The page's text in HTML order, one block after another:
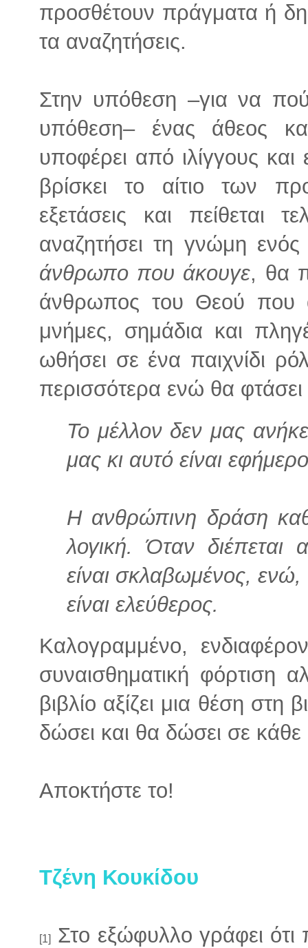
προσθέτουν πράγματα ή
τα αναζητήσεις.
Στην υπόθεση –για να
υπόθεση– ένας άθεος
υποφέρει από ιλίγγους
βρίσκει το αίτιο των
εξετάσεις και πείθεται
αναζητήσει τη γνώμη
άνθρωπο που άκουγε, θα
άνθρωπος του Θεού που
μνήμες, σημάδια και
ωθήσει σε ένα παιχνίδι
περισσότερα ενώ θα
Το μέλλον δεν μας
μας κι αυτό είναι
Η ανθρώπινη δράση
λογική. Όταν
είναι σκλαβωμένος, ενώ,
είναι ελεύθερος.
Καλογραμμένο,
συναισθηματική φόρτιση
βιβλίο αξίζει μια θέση στη
δώσει και θα δώσει σε
Αποκτήστε το!
Τζένη Κουκίδου
[1]
Στο εξώφυλλο γράφει ότι